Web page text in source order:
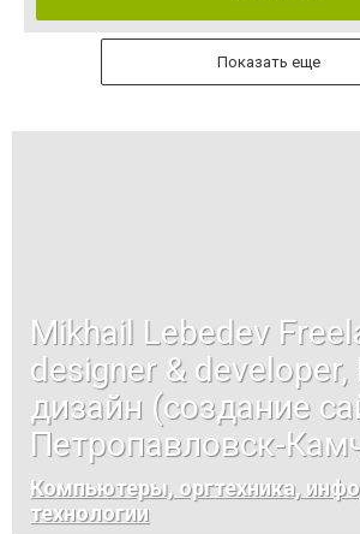
Показать еще
Mikhail Lebedev
designer & developer,
дизайн (создание
Петропавловск-
Компьютеры, оргтехника,
технологии